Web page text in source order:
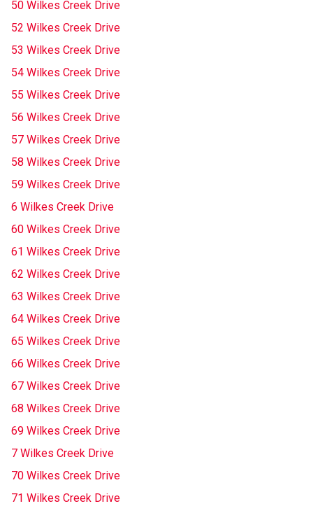
50 Wilkes Creek Drive
52 Wilkes Creek Drive
53 Wilkes Creek Drive
54 Wilkes Creek Drive
55 Wilkes Creek Drive
56 Wilkes Creek Drive
57 Wilkes Creek Drive
58 Wilkes Creek Drive
59 Wilkes Creek Drive
6 Wilkes Creek Drive
60 Wilkes Creek Drive
61 Wilkes Creek Drive
62 Wilkes Creek Drive
63 Wilkes Creek Drive
64 Wilkes Creek Drive
65 Wilkes Creek Drive
66 Wilkes Creek Drive
67 Wilkes Creek Drive
68 Wilkes Creek Drive
69 Wilkes Creek Drive
7 Wilkes Creek Drive
70 Wilkes Creek Drive
71 Wilkes Creek Drive